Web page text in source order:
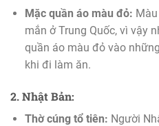
Mặc quần áo màu đỏ:
mắn ở Trung Quốc, vì vậy
quần áo màu đỏ vào
khi đi làm ăn.
2. Nhật Bản:
Thờ cúng tổ tiên: Người